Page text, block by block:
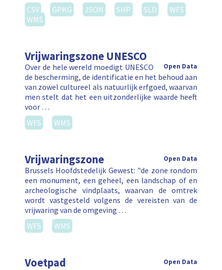
CSV GPKG JSON SHP SLD
WFS
WMS
Vrijwaringszone UNESCO
Open Data
Over de hele wereld moedigt UNESCO
de bescherming, de identificatie en het behoud aan
van zowel cultureel als natuurlijk erfgoed, waarvan
men stelt dat het een uitzonderlijke waarde heeft
voor …
WFS
WMS
Vrijwaringszone Open Data
Brussels Hoofdstedelijk Gewest: "de zone rondom
een monument, een geheel, een landschap of en
archeologische vindplaats, waarvan de omtrek
wordt vastgesteld volgens de vereisten van de
vrijwaring van de omgeving …
WFS
WMS
Voetpad Open Data